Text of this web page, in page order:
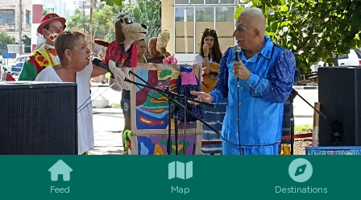
Feed Map Destinations
SMILES COMMENT SHARE